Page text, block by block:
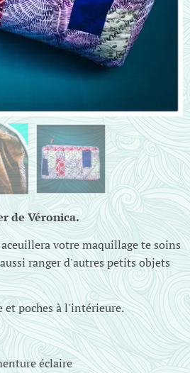
de Véronica.
votre maquillage te soins
ranger d'autres petits objets
et poches à l'intérieure.
éclaire